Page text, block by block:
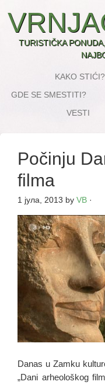
TURISTIČKA
KAKO STIĆI?
GDE SE SMESTITI?
VESTI
Počinju
filma
1 јула, 2013 by VB ·
Danas u Zamku
„Dani arheološkog